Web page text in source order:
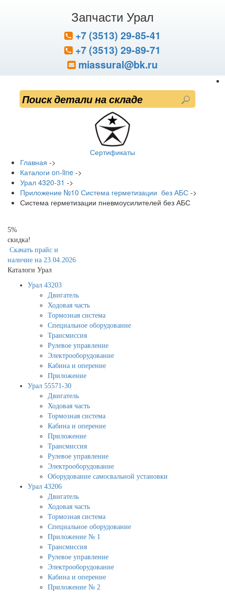
Запчасти Урал
+7 (3513) 29-85-41
+7 (3513) 29-89-71
miassural@bk.ru
Сертификаты
Главная ->
Каталоги on-line ->
Урал 4320-31 ->
Приложение №10 Система герметизации без АБС ->
Система герметизации пневмоусилителей без АБС
5%
скидка!
Скачать прайс и
наличие на 23.04.2026
Каталоги Урал
Урал 43203
Двигатель
Ходовая часть
Тормозная система
Специальное оборудование
Трансмиссия
Рулевое управление
Электрооборудование
Кабина и оперение
Приложение
Урал 55571-30
Двигатель
Ходовая часть
Тормозная система
Кабина и оперение
Приложение
Трансмиссия
Рулевое управление
Электрооборудование
Оборудование самосвальной установки
Урал 43206
Двигатель
Ходовая часть
Тормозная система
Специальное оборудование
Приложение № 1
Трансмиссия
Рулевое управление
Электрооборудование
Кабина и оперение
Приложение № 2